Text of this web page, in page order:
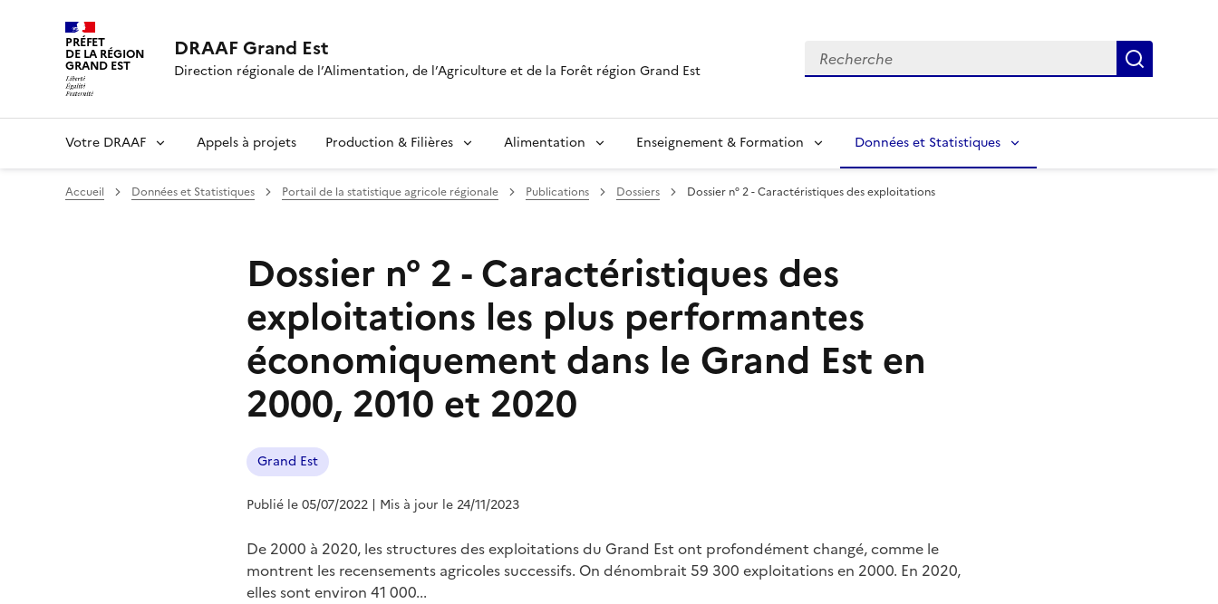
PRÉFET
DE LA RÉGION
GRAND EST
DRAAF Grand Est
Direction régionale de l’Alimentation, de l’Agriculture et de la Forêt région Grand Est
Recherche
Votre DRAAF Appels à projets Production & Filières Alimentation Enseignement & Formation Données et Statistiques
Accueil Données et Statistiques Portail de la statistique agricole régionale Publications Dossiers Dossier n° 2 - Caractéristiques des exploitations
Dossier n° 2 - Caractéristiques des
exploitations les plus performantes
économiquement dans le Grand Est en
2000, 2010 et 2020
Grand Est
Publié le 05/07/2022 | Mis à jour le 24/11/2023
De 2000 à 2020, les structures des exploitations du Grand Est ont profondément changé, comme le
montrent les recensements agricoles successifs. On dénombrait 59 300 exploitations en 2000. En 2020,
elles sont environ 41 000...